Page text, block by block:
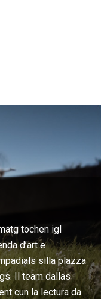
tochen igl
d’art e
silla plazza
Il team dallas
cun la lectura da